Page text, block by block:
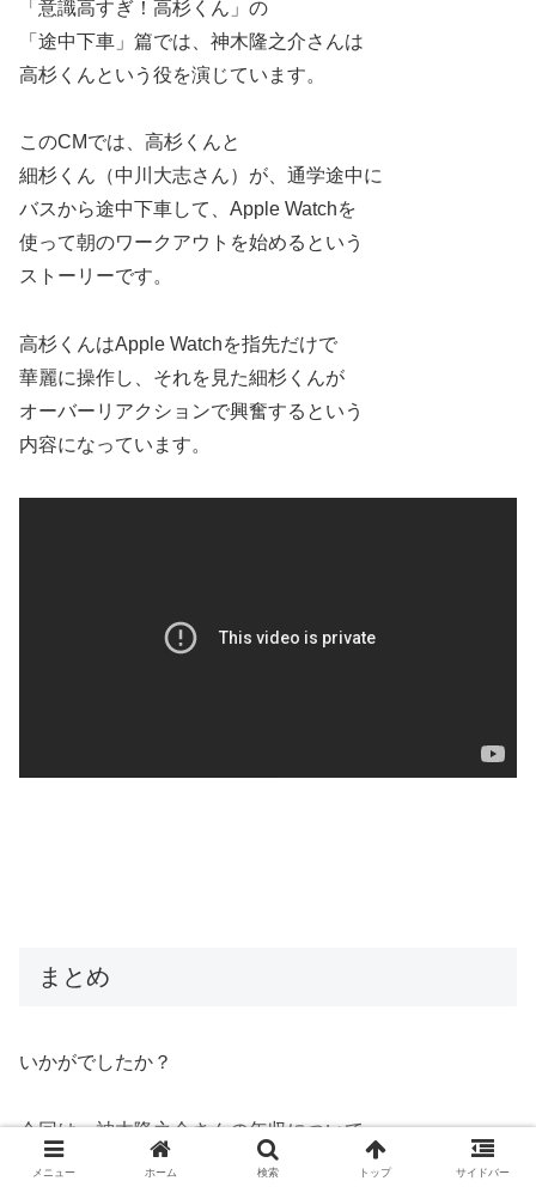
「意識高すぎ！高杉くん」の
「途中下車」篇では、神木隆之介さんは
高杉くんという役を演じています。
このCMでは、高杉くんと
細杉くん（中川大志さん）が、通学途中に
バスから途中下車して、Apple Watchを
使って朝のワークアウトを始めるという
ストーリーです。
高杉くんはApple Watchを指先だけで
華麗に操作し、それを見た細杉くんが
オーバーリアクションで興奮するという
内容になっています。
まとめ
いかがでしたか？
今回は、神木隆之介さんの年収について
詳しくまとめてきました。
メニュー ホーム 検索 トップ サイドバー